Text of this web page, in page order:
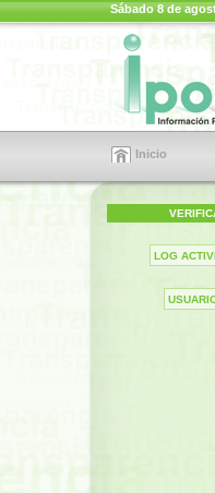
Sábado 8 de
Inicio
LOG